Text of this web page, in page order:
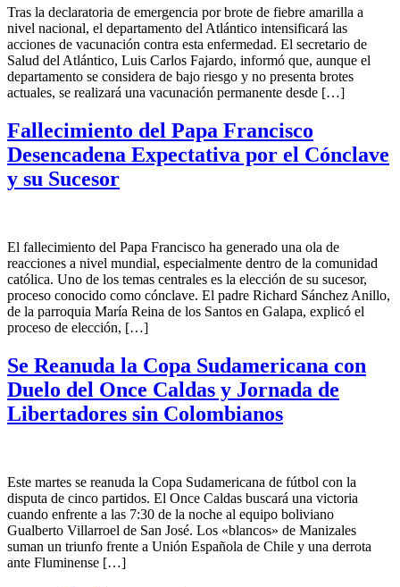
Tras la declaratoria de emergencia por brote de fiebre amarilla a
nivel nacional, el departamento del Atlántico intensificará las
acciones de vacunación contra esta enfermedad. El secretario de
Salud del Atlántico, Luis Carlos Fajardo, informó que, aunque el
departamento se considera de bajo riesgo y no presenta brotes
actuales, se realizará una vacunación permanente desde […]
Fallecimiento del Papa Francisco
Desencadena Expectativa por el Cónclave
y su Sucesor
El fallecimiento del Papa Francisco ha generado una ola de
reacciones a nivel mundial, especialmente dentro de la comunidad
católica. Uno de los temas centrales es la elección de su sucesor,
proceso conocido como cónclave. El padre Richard Sánchez Anillo,
de la parroquia María Reina de los Santos en Galapa, explicó el
proceso de elección, […]
Se Reanuda la Copa Sudamericana con
Duelo del Once Caldas y Jornada de
Libertadores sin Colombianos
Este martes se reanuda la Copa Sudamericana de fútbol con la
disputa de cinco partidos. El Once Caldas buscará una victoria
cuando enfrente a las 7:30 de la noche al equipo boliviano
Gualberto Villarroel de San José. Los «blancos» de Manizales
suman un triunfo frente a Unión Española de Chile y una derrota
ante Fluminense […]